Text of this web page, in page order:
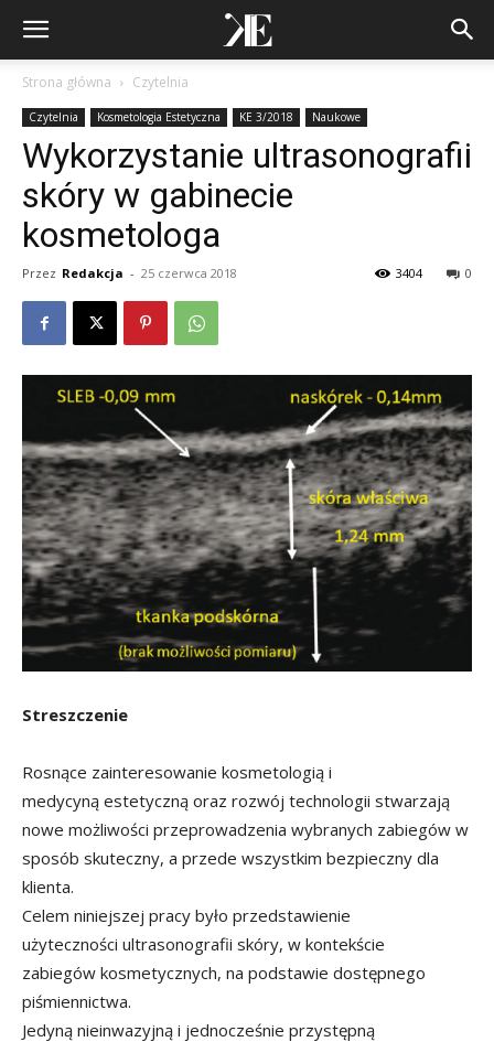
Strona główna Czytelnia
Czytelnia Kosmetologia Estetyczna KE 3/2018 Naukowe
Wykorzystanie ultrasonografii
skóry w gabinecie
kosmetologa
Przez Redakcja - 25 czerwca 2018 0
3404
Streszczenie
Rosnące zainteresowanie kosmetologią i
medycyną estetyczną oraz rozwój technologii stwarzają
nowe możliwości przeprowadzenia wybranych zabiegów w
sposób skuteczny, a przede wszystkim bezpieczny dla
klienta.
Celem niniejszej pracy było przedstawienie
użyteczności ultrasonografii skóry, w kontekście
zabiegów kosmetycznych, na podstawie dostępnego
piśmiennictwa.
Jedyną nieinwazyjną i jednocześnie przystępną